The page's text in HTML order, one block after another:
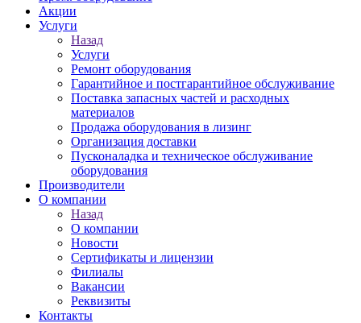
Акции
Услуги
Назад
Услуги
Ремонт оборудования
Гарантийное и постгарантийное обслуживание
Поставка запасных частей и расходных
материалов
Продажа оборудования в лизинг
Организация доставки
Пусконаладка и техническое обслуживание
оборудования
Производители
О компании
Назад
О компании
Новости
Сертификаты и лицензии
Филиалы
Вакансии
Реквизиты
Контакты